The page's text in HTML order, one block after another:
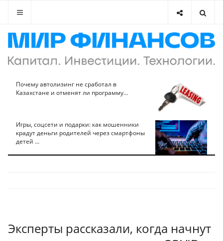
Почему автолизинг не сработал в
Казахстане и отменят ли программу...
Игры, соцсети и подарки: как мошенники
крадут деньги родителей через смартфоны
детей ...
Эксперты рассказали, когда начнут